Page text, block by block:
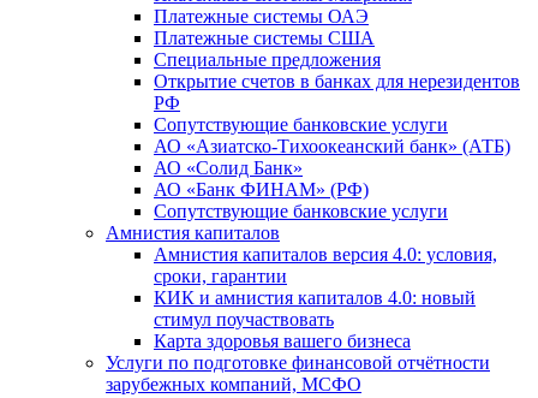
Платежные системы ОАЭ
Платежные системы США
Специальные предложения
Открытие счетов в банках для нерезидентов
РФ
Сопутствующие банковские услуги
АО «Азиатско-Тихоокеанский банк» (АТБ)
АО «Солид Банк»
АО «Банк ФИНАМ» (РФ)
Сопутствующие банковские услуги
Амнистия капиталов
Амнистия капиталов версия 4.0: условия,
сроки, гарантии
КИК и амнистия капиталов 4.0: новый
стимул поучаствовать
Карта здоровья вашего бизнеса
Услуги по подготовке финансовой отчётности
зарубежных компаний, МСФО